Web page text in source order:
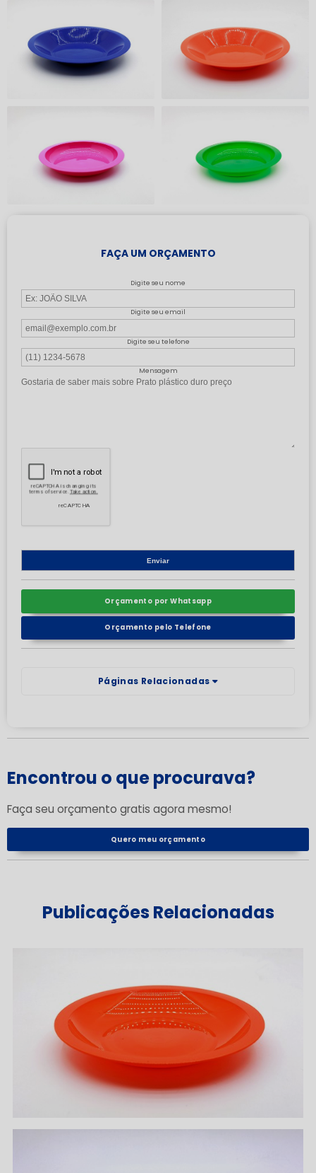
FAÇA UM ORÇAMENTO
Digite seu nome
Digite seu email
Digite seu telefone
Mensagem
Orçamento por Whatsapp
Orçamento pelo Telefone
Páginas Relacionadas
Encontrou o que procurava?
Faça seu orçamento gratis agora mesmo!
Quero meu orçamento
Publicações Relacionadas